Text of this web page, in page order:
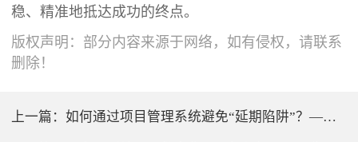
稳、精准地抵达成功的终点。
版权声明：部分内容来源于网络，如有侵权，请联系
删除！
上一篇：如何通过项目管理系统避免“延期陷阱”？——进度偏差预警机制解析